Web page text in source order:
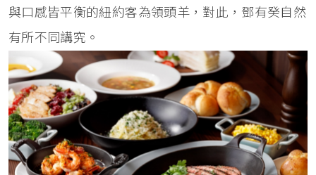
與口感皆平衡的紐約客為領頭羊，對此，鄧有癸自然
有所不同講究。